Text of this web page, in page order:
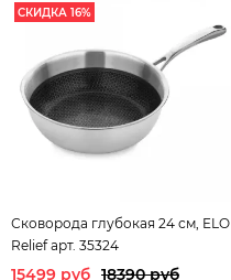
СКИДКА 16%
Сковорода глубокая 24 см, ELO
Relief арт. 35324
15499 руб 18390 руб